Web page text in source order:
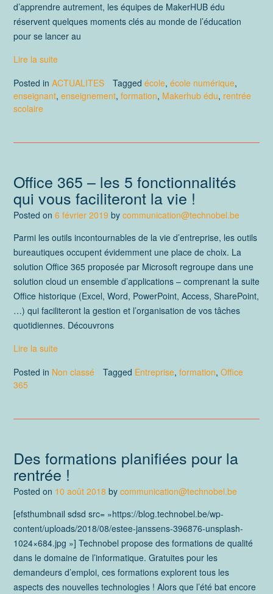
d’apprendre autrement, les équipes de MakerHUB édu
réservent quelques moments clés au monde de l’éducation
pour se lancer au
Lire la suite
Posted in ACTUALITES Tagged école, école numérique,
enseignant, enseignement, formation, Makerhub édu, rentrée
scolaire
Office 365 – les 5 fonctionnalités
qui vous faciliteront la vie !
Posted on 6 février 2019 by communication@technobel.be
Parmi les outils incontournables de la vie d’entreprise, les outils
bureautiques occupent évidemment une place de choix. La
solution Office 365 proposée par Microsoft regroupe dans une
solution cloud un ensemble d’applications – comprenant la suite
Office historique (Excel, Word, PowerPoint, Access, SharePoint,
…) qui faciliteront la gestion et l’organisation de vos tâches
quotidiennes. Découvrons
Lire la suite
Posted in Non classé Tagged Entreprise, formation, Office
365
Des formations planifiées pour la
rentrée !
Posted on 10 août 2018 by communication@technobel.be
[efsthumbnail sdsd src= »https://blog.technobel.be/wp-
content/uploads/2018/08/estee-janssens-396876-unsplash-
1024×684.jpg »] Technobel propose des formations de qualité
dans le domaine de l’informatique. Gratuites pour les
demandeurs d’emploi, ces formations explorent tous les
aspects des nouvelles technologies ! Alors que l’été bat encore